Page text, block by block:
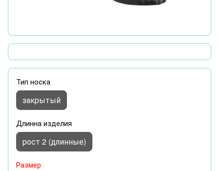
Тип носка
закрытый
Длинна изделия
рост 2 (длинные)
Размер